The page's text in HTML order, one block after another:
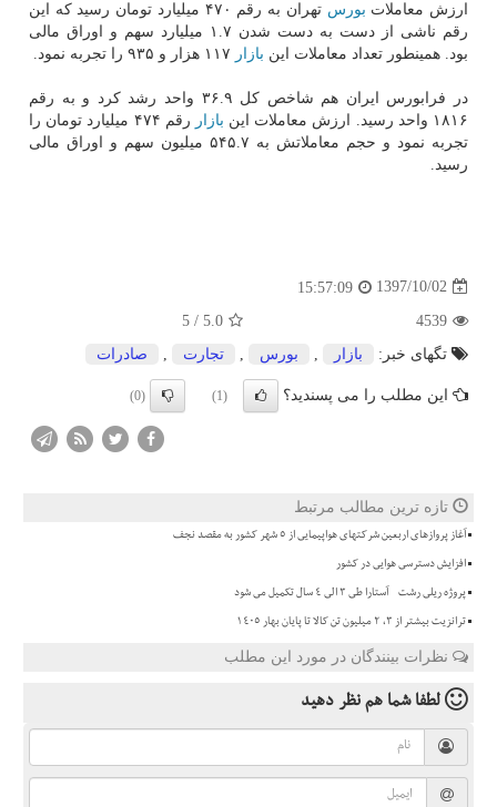
ارزش معاملات بورس
تهران به رقم ۴۷۰ میلیارد تومان رسید كه این
رقم ناشی از دست به دست شدن ۱.۷ میلیارد سهم و اوراق مالی
بود. همینطور تعداد معاملات این بازار
در فرابورس ایران هم شاخص كل ۳۶.۹ واحد رشد كرد و به رقم
۱۸۱۶ واحد رسید. ارزش معاملات این
بازار
رقم ۴۷۴ میلیارد تومان را
تجربه نمود و حجم معاملاتش به ۵۴۵.۷ میلیون سهم و اوراق مالی
رسید.
1397/10/02
15:57:09
4539
5.0
/
5
تگهای خبر:
بازار بورس تجارت صادرات
این مطلب را می پسندید؟ (1)
(0)
تازه ترین مطالب مرتبط
آغاز پروازهای اربعین شرکتهای هواپیمایی از 5 شهر کشور به مقصد نجف
افزایش دسترسی هوایی در کشور
پروژه ریلی رشت - آستارا طی ۳ الی ۴ سال تکمیل می شود
ترانزیت بیشتر از ۳، ۲ میلیون تن کالا تا پایان بهار ۱۴۰۵
نظرات بینندگان در مورد این مطلب
لطفا شما هم نظر دهید